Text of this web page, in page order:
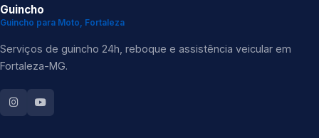
Guincho
Guincho para Moto, Fortaleza
Serviços de guincho 24h, reboque e assistência veicular em
Fortaleza-MG.